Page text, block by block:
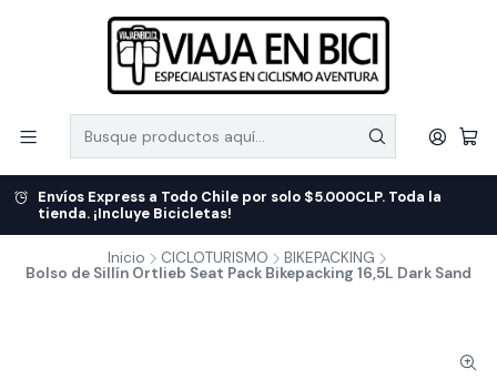
Envíos Express a Todo Chile por solo $5.000CLP. Toda la
tienda. ¡Incluye Bicicletas!
Inicio CICLOTURISMO
BIKEPACKING
Bolso de Sillín Ortlieb Seat Pack Bikepacking 16,5L Dark Sand